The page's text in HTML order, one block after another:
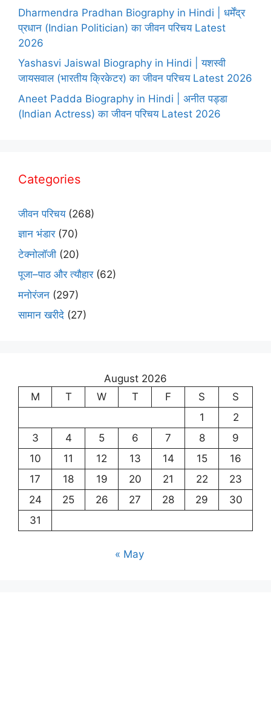
Dharmendra Pradhan Biography in Hindi | धर्मेंद्र
प्रधान (Indian Politician) का जीवन परिचय Latest
2026
Yashasvi Jaiswal Biography in Hindi | यशस्वी
जायसवाल (भारतीय क्रिकेटर) का जीवन परिचय Latest 2026
Aneet Padda Biography in Hindi | अनीत पड्डा
(Indian Actress) का जीवन परिचय Latest 2026
Categories
जीवन परिचय(268)
ज्ञान भंडार(70)
टेक्नोलॉजी (20)
पूजा–पाठ और त्यौहार(62)
मनोरंजन (297)
सामान खरीदे (27)
August 2026
M
T W T F S
S
1
2
3
4 5 6 7 8
9
10
11 12 13 14 15
16
17
18 19 20 21 22
23
24
25 26 27 28 29
30
31
« May